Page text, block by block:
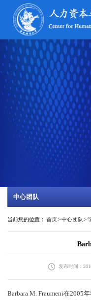
中心团队
当前您的位置： 首页>中心团队 >
发布时间：
Barbara M. Fraumeni在2005